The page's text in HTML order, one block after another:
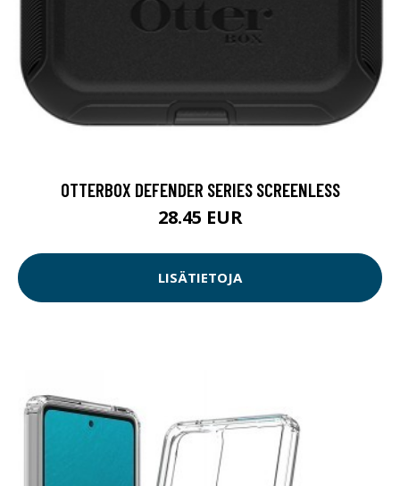
OTTERBOX DEFENDER SERIES SCREENLESS
28.45 EUR
LISÄTIETOJA